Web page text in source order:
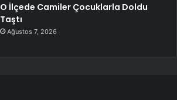
O İlçede Camiler Çocuklarla Doldu
Taştı
Ağustos 7, 2026